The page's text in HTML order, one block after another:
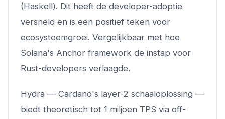
(Haskell). Dit heeft de developer-adoptie
versneld en is een positief teken voor
ecosysteemgroei. Vergelijkbaar met hoe
Solana's Anchor framework de instap voor
Rust-developers verlaagde.
Hydra — Cardano's layer-2 schaaloplossing —
biedt theoretisch tot 1 miljoen TPS via off-